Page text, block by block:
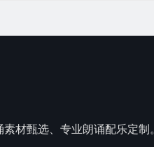
材甄选、专业朗诵配乐定制。